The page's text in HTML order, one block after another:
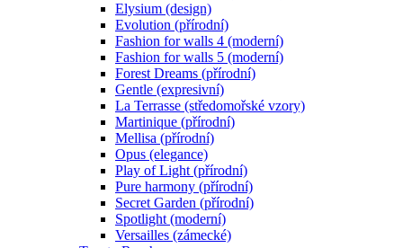
Elysium (design)
Evolution (přírodní)
Fashion for walls 4 (moderní)
Fashion for walls 5 (moderní)
Forest Dreams (přírodní)
Gentle (expresivní)
La Terrasse (středomořské vzory)
Martinique (přírodní)
Mellisa (přírodní)
Opus (elegance)
Play of Light (přírodní)
Pure harmony (přírodní)
Secret Garden (přírodní)
Spotlight (moderní)
Versailles (zámecké)